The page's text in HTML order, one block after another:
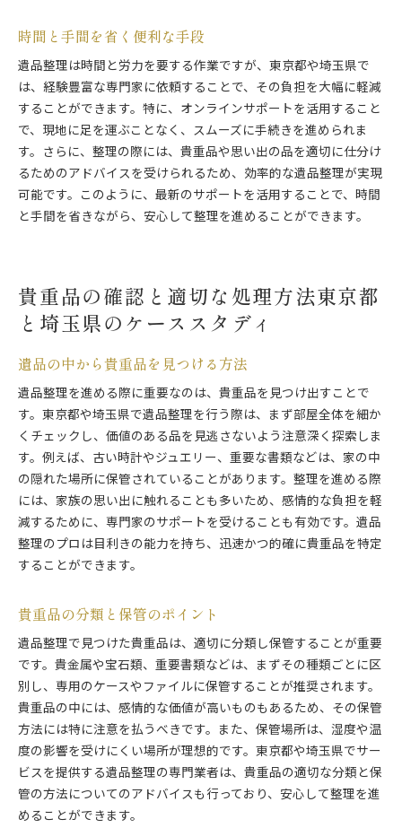
時間と手間を省く便利な手段
遺品整理は時間と労力を要する作業ですが、東京都や埼玉県で
は、経験豊富な専門家に依頼することで、その負担を大幅に軽減
することができます。特に、オンラインサポートを活用すること
で、現地に足を運ぶことなく、スムーズに手続きを進められま
す。さらに、整理の際には、貴重品や思い出の品を適切に仕分け
るためのアドバイスを受けられるため、効率的な遺品整理が実現
可能です。このように、最新のサポートを活用することで、時間
と手間を省きながら、安心して整理を進めることができます。
貴重品の確認と適切な処理方法東京都
と埼玉県のケーススタディ
遺品の中から貴重品を見つける方法
遺品整理を進める際に重要なのは、貴重品を見つけ出すことで
す。東京都や埼玉県で遺品整理を行う際は、まず部屋全体を細か
くチェックし、価値のある品を見逃さないよう注意深く探索しま
す。例えば、古い時計やジュエリー、重要な書類などは、家の中
の隠れた場所に保管されていることがあります。整理を進める際
には、家族の思い出に触れることも多いため、感情的な負担を軽
減するために、専門家のサポートを受けることも有効です。遺品
整理のプロは目利きの能力を持ち、迅速かつ的確に貴重品を特定
することができます。
貴重品の分類と保管のポイント
遺品整理で見つけた貴重品は、適切に分類し保管することが重要
です。貴金属や宝石類、重要書類などは、まずその種類ごとに区
別し、専用のケースやファイルに保管することが推奨されます。
貴重品の中には、感情的な価値が高いものもあるため、その保管
方法には特に注意を払うべきです。また、保管場所は、湿度や温
度の影響を受けにくい場所が理想的です。東京都や埼玉県でサー
ビスを提供する遺品整理の専門業者は、貴重品の適切な分類と保
管の方法についてのアドバイスも行っており、安心して整理を進
めることができます。